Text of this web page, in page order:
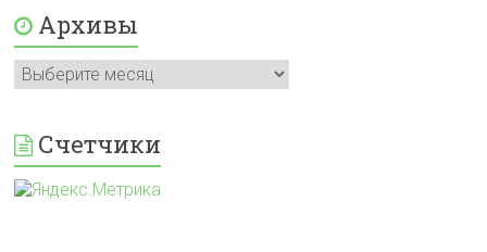
Архивы
Архивы
Счетчики